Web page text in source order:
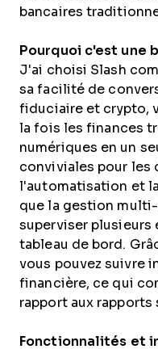
bancaires
Pourquoi c'est une
J'ai choisi Slash
sa facilité de
fiduciaire et crypto,
la fois les finances
numériques en un
conviviales pour
l'automatisation et
que la gestion
superviser plusieurs
tableau de bord.
vous pouvez suivre
financière, ce qui
rapport aux rapports
Fonctionnalités et